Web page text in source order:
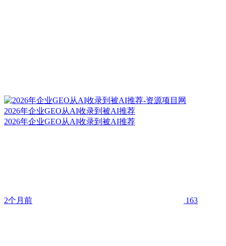
2026年企业GEO从AI收录到被AI推荐
2026年企业GEO从AI收录到被AI推荐
2个月前 163